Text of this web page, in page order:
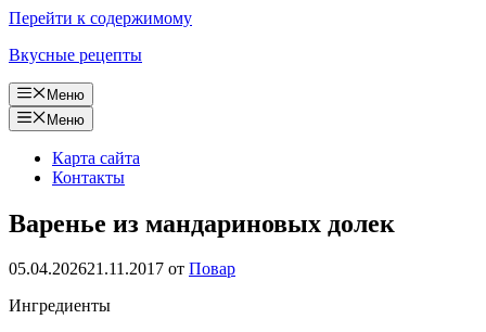
Перейти к содержимому
Вкусные рецепты
Меню
Меню
Карта сайта
Контакты
Варенье из мандариновых долек
05.04.202621.11.2017 от Повар
Ингредиенты